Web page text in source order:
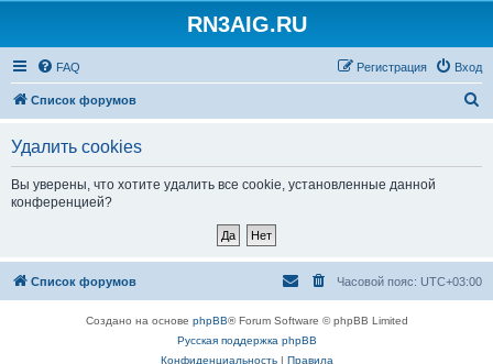
RN3AIG.RU
FAQ Вход
Регистрация
Список форумов
Удалить cookies
Вы уверены, что хотите удалить все cookie, установленные данной
конференцией?
Список форумов Часовой пояс: UTC+03:00
Создано на основе phpBB® Forum Software © phpBB Limited
Русская поддержка phpBB
Конфиденциальность| Правила